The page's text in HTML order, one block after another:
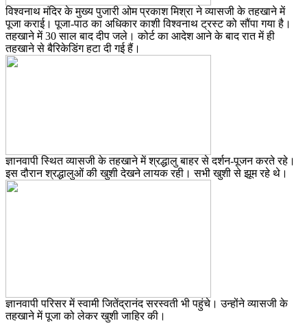
विश्वनाथ मंदिर के मुख्य पुजारी ओम प्रकाश मिश्रा ने व्यासजी के तहखाने में
पूजा कराई। पूजा-पाठ का अधिकार काशी विश्वनाथ ट्रस्ट को सौंपा गया है।
तहखाने में 30 साल बाद दीप जले। कोर्ट का आदेश आने के बाद रात में ही
तहखाने से बैरिकेडिंग हटा दी गई हैं।
ज्ञानवापी स्थित व्यासजी के तहखाने में श्रद्धालु बाहर से दर्शन-पूजन करते रहे।
इस दौरान श्रद्धालुओं की खुशी देखने लायक रही। सभी खुशी से झूम रहे थे।
ज्ञानवापी परिसर में स्वामी जितेंद्रानंद सरस्वती भी पहुंचे। उन्होंने व्यासजी के
तहखाने में पूजा को लेकर खुशी जाहिर की।